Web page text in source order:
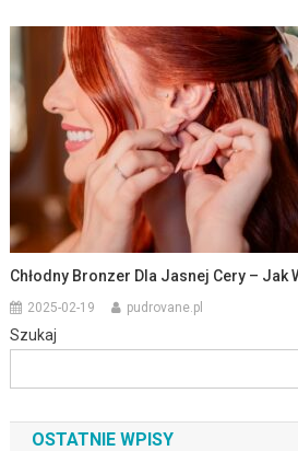
Chłodny Bronzer Dla Jasnej Cery – Jak
2025-02-19 pudrovane.pl
Szukaj
OSTATNIE WPISY